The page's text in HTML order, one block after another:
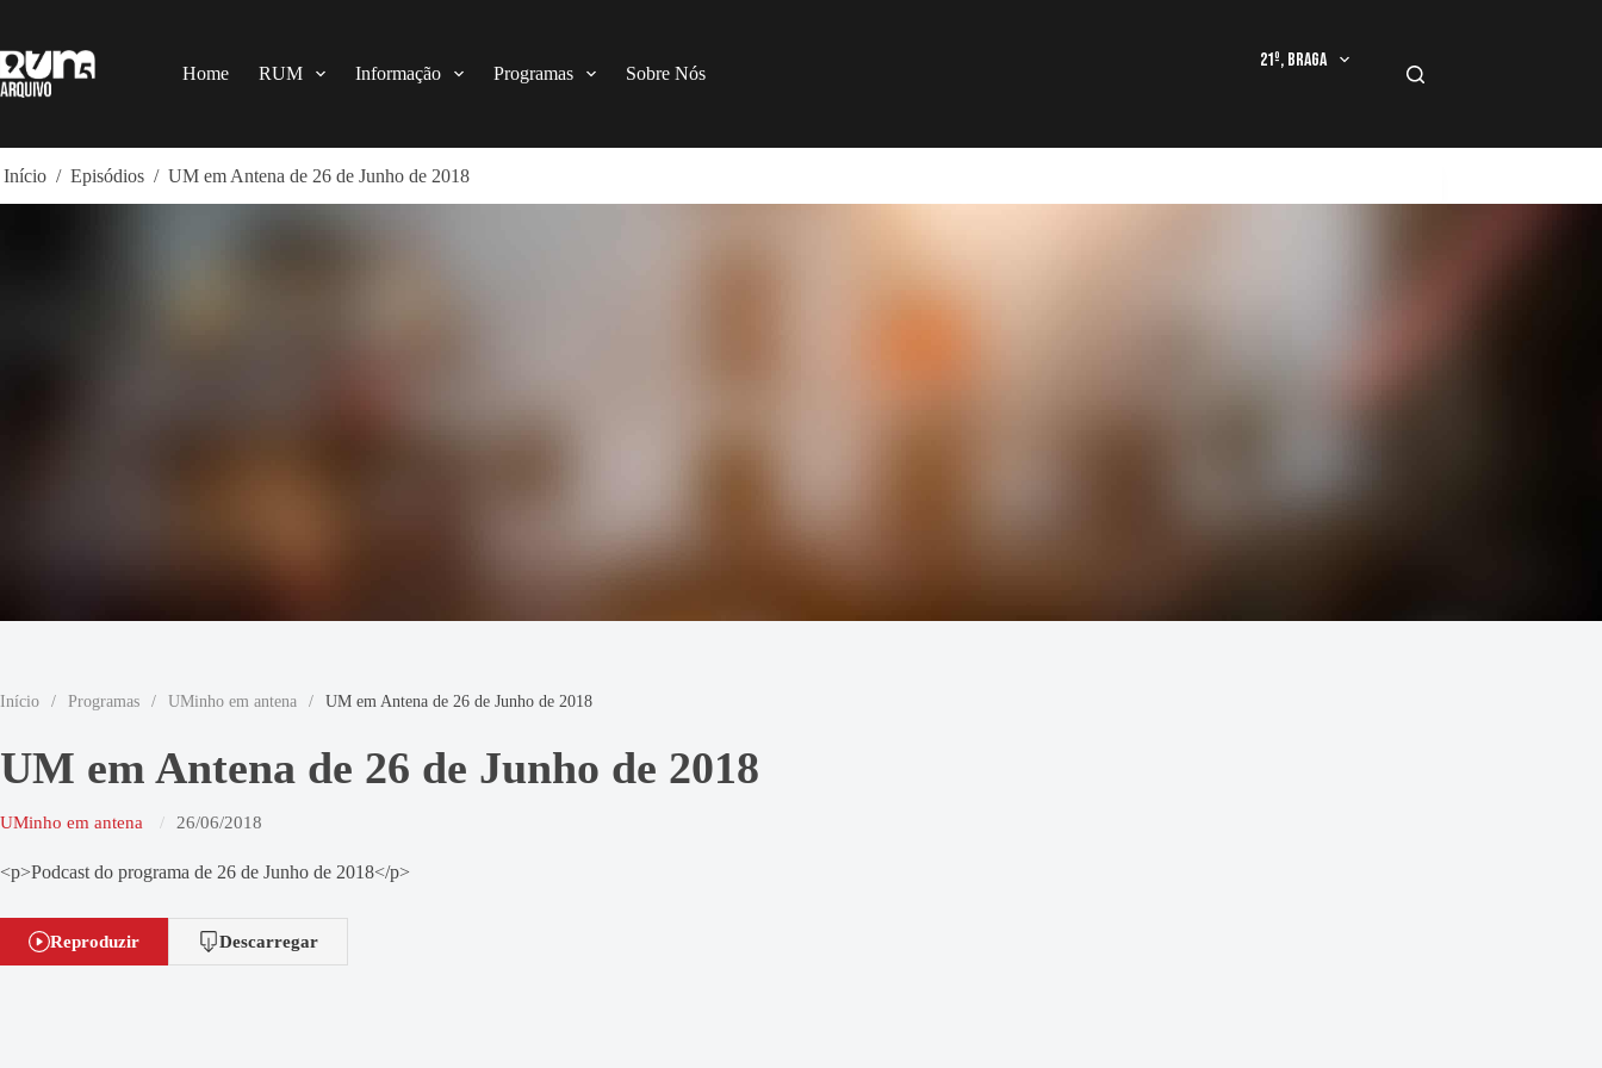
o
conteúdo
Home RUM Informação Programas Sobre Nós
21º, Braga
Início / Episódios / UM em Antena de 26 de Junho de 2018
Início / Programas / UMinho em antena / UM em Antena de 26 de Junho de 2018
UM em Antena de 26 de Junho de 2018
UMinho em antena 26/06/2018
<p>Podcast do programa de 26 de Junho de 2018</p>
Reproduzir Descarregar